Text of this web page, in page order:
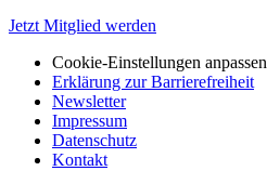
Jetzt Mitglied werden
Cookie-Einstellungen anpassen
Erklärung zur Barrierefreiheit
Newsletter
Impressum
Datenschutz
Kontakt